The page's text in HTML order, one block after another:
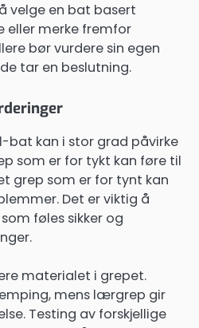
velge en bat basert
eller merke fremfor
bør vurdere sin egen
tar en beslutning.
bat kan i stor grad påvirke
som er for tykt kan føre til
grep som er for tynt kan
Det er viktig å
føles sikker og
materialet i grepet.
mens lærgrep gir
Testing av forskjellige